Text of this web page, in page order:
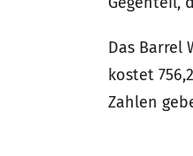
Das Barrel
kostet
Zahlen